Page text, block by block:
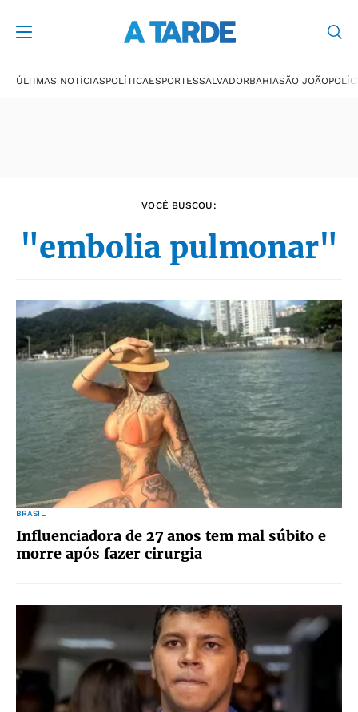
ÚLTIMAS NOTÍCIASPOLÍTICAESPORTESSALVADORBAHIASÃO JOÃO
VOCÊ BUSCOU:
"embolia pulmonar"
BRASIL
Influenciadora de 27 anos tem mal súbito e
morre após fazer cirurgia